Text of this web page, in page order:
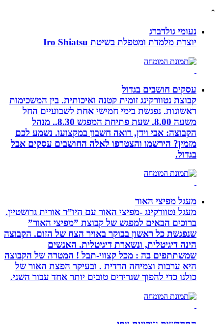
נעומי גולדברג
יוצרת מלמדת ומטפלת בשיטת Iro Shiatsu
עסקים חושבים בגדול
קבוצת נטוורקינג זומית קטנה ואיכותית. בין המשכימות
ראשונות. נפגשת בימי חמישי אחת לשבועיים החל
משעה 8.00. שעת פתיחת המפגש 8.30.. מנהל
הקבוצה: אבי וידן, רואה חשבון במקצועו. נשמע לכם
מזמין? הירשמו והצטרפו לאלה החושבים עסקים אבל
בגדול.
מעגל מפיצי האור
מעגל נטוורקינג -מפיצי האור עם היו”ר אורית גרושטיין.
ברוכים הבאים למפגש של קבוצת ”מפיצי האור”
שנפגשת כל ראשון בבוקר באויר הצח של הזום. הקבוצה
הינה דיגיטלית, ונשארת דיגיטלית. האנשים
שמשתתפים בה : מכל קצווי-תבל ! המטרה של הקבוצה
היא ערבות וצמיחה הדדית . ובעיקר הפצת האור של
כולנו כדי להפוך שגרירים טובים יותר אחד עבור השני.